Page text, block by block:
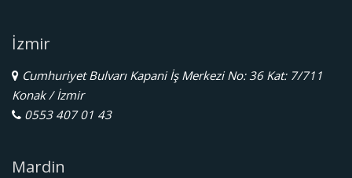
İzmir
Cumhuriyet Bulvarı Kapani İş Merkezi No: 36 Kat: 7/711
Konak / İzmir
0553 407 01 43
Mardin